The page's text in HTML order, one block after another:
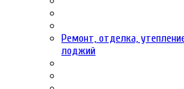
Ремонт, отделка,
лоджий